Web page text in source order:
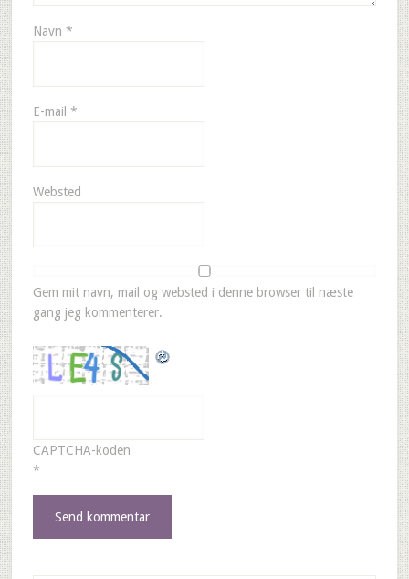
Navn *
E-mail *
Websted
Gem mit navn, mail og websted i denne browser til næste
gang jeg kommenterer.
CAPTCHA-koden
*